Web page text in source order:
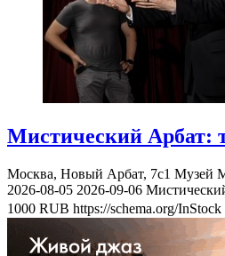
Мистический Арбат:
Москва, Новый Арбат, 7с1 Музей
2026-08-05 2026-09-06
1000 RUB https://schema.org/InStock